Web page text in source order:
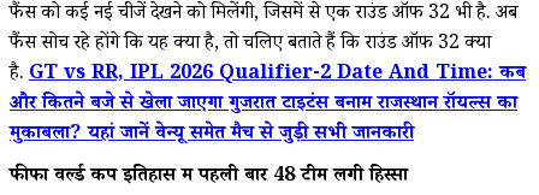
फैंस को कई नई चीजें देखने को मिलेंगी, जिसमें से एक राउंड ऑफ 32 भी है. अब
फैंस सोच रहे होंगे कि यह क्या है, तो चलिए बताते हैं कि राउंड ऑफ 32 क्या
है. GT vs RR, IPL 2026 Qualifier-2 Date And Time: कब
और कितने बजे से खेला जाएगा गुजरात टाइटंस बनाम राजस्थान रॉयल्स का
मुकाबला? यहां जानें वेन्यू समेत मैच से जुड़ी सभी जानकारी
फीफा वर्ल्ड कप इतिहास में पहली बार 48 टीमें लेंगी हिस्सा